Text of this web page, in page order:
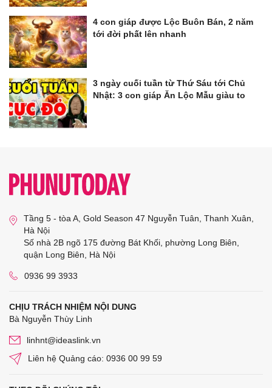
4 con giáp được Lộc Buôn Bán, 2 năm
tới đời phất lên nhanh
3 ngày cuối tuần từ Thứ Sáu tới Chủ
Nhật: 3 con giáp Ăn Lộc Mẫu giàu to
Tầng 5 - tòa A, Gold Season 47 Nguyễn Tuân, Thanh Xuân,
Hà Nội
Số nhà 2B ngõ 175 đường Bát Khối, phường Long Biên,
quận Long Biên, Hà Nội
0936 99 3933
CHỊU TRÁCH NHIỆM NỘI DUNG
Bà Nguyễn Thùy Linh
linhnt@ideaslink.vn
Liên hệ Quảng cáo: 0936 00 99 59